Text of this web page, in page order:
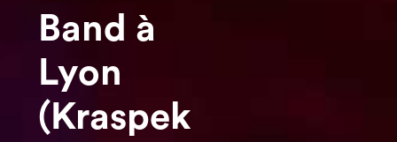
Band à
Lyon
(Kraspek